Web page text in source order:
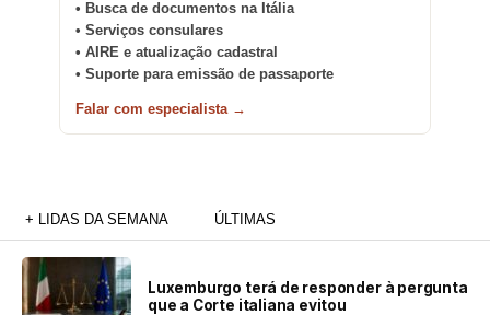
• Busca de documentos na Itália
• Serviços consulares
• AIRE e atualização cadastral
• Suporte para emissão de passaporte
Falar com especialista →
+ LIDAS DA SEMANA ÚLTIMAS
Luxemburgo terá de responder à pergunta
que a Corte italiana evitou